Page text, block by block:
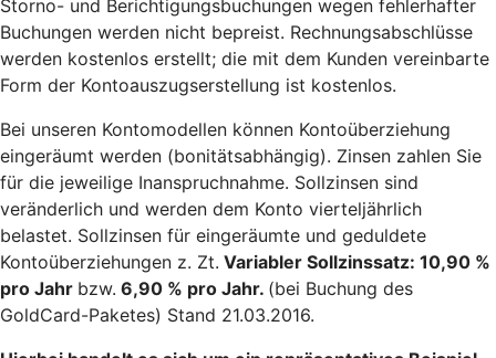
Storno- und Berichtigungsbuchungen wegen fehlerhafter
Buchungen werden nicht bepreist. Rechnungsabschlüsse
werden kostenlos erstellt; die mit dem Kunden vereinbarte
Form der Kontoauszugserstellung ist kostenlos.
Bei unseren Kontomodellen können Kontoüberziehung
eingeräumt werden (bonitätsabhängig). Zinsen zahlen Sie
für die jeweilige Inanspruchnahme. Sollzinsen sind
veränderlich und werden dem Konto vierteljährlich
belastet. Sollzinsen für eingeräumte und geduldete
Kontoüberziehungen z. Zt. Variabler Sollzinssatz: 10,90 %
pro Jahr bzw. 6,90 % pro Jahr. (bei Buchung des
GoldCard-Paketes) Stand 21.03.2016.